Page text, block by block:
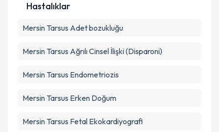
Hastalıklar
Mersin Tarsus Adet bozukluğu
Mersin Tarsus Ağrılı Cinsel İlişki (Disparoni)
Mersin Tarsus Endometriozis
Mersin Tarsus Erken Doğum
Mersin Tarsus Fetal Ekokardiyografi